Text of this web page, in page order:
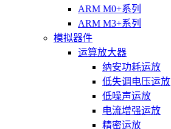
ARM M0+系列
ARM M3+系列
模拟器件
运算放大器
纳安功耗运放
低失调电压运放
低噪声运放
电流增强运放
精密运放